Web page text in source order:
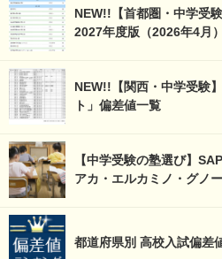
NEW!!【首都圏・中学受
2027年度版（2026年4月）
NEW!!【関西・中学受験
ト」偏差値一覧
【中学受験の塾選び】
アカ・エルカミノ・グノ
都道府県別 高校入試偏差